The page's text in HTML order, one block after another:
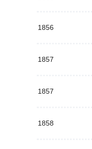
1856
1857
1857
1858